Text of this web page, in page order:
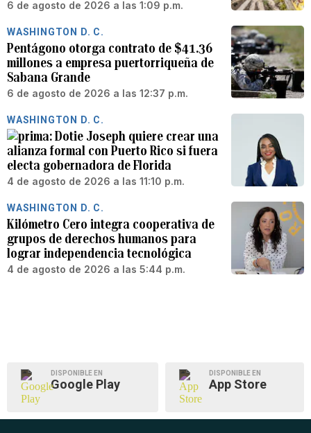
6 de agosto de 2026 a las 1:09 p.m.
WASHINGTON D. C.
Pentágono otorga contrato de $41.36
millones a empresa puertorriqueña de
Sabana Grande
6 de agosto de 2026 a las 12:37 p.m.
WASHINGTON D. C.
Dotie Joseph quiere crear una
alianza formal con Puerto Rico si fuera
electa gobernadora de Florida
4 de agosto de 2026 a las 11:10 p.m.
WASHINGTON D. C.
Kilómetro Cero integra cooperativa de
grupos de derechos humanos para
lograr independencia tecnológica
4 de agosto de 2026 a las 5:44 p.m.
DISPONIBLE EN
Google Play
DISPONIBLE EN
App Store